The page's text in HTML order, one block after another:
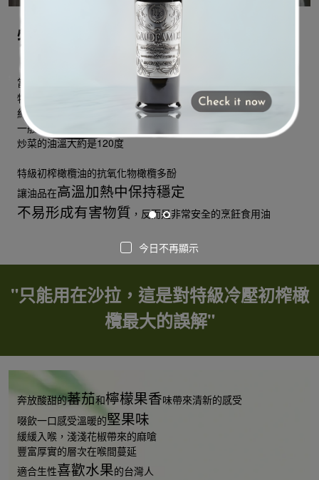
特級冷壓初榨橄欖油 可以炒菜嗎？
當然 很安全又穩定
特級冷壓初榨橄欖油的發煙點
約為190 ℃~200 ℃
一般炸雞排的油溫要160度到180度
炒菜的油溫大約是120度
特級初榨橄欖油的抗氧化物橄欖多酚
讓油品在高溫加熱中保持穩定
不易形成有害物質 ，反而是非常安全的烹飪食用油
"只能用在沙拉，這是對特級冷壓初榨橄
欖最大的誤解"
奔放酸甜的蕃茄和檸檬果香味帶來清新的感受
啜飲一口感受溫暖的堅果味
緩緩入喉，淺淺花椒帶來的麻嗆
豐富厚實的層次在喉間蔓延
適合生性喜歡水果的台灣人
今日不再顯示